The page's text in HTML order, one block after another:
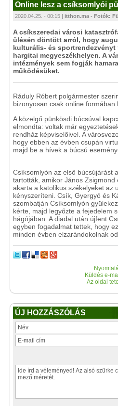
Online lesz a csíksomlyói
2020.04.25. - 00:15 | itthon.ma - Fotók:
A csíkszeredai városi
ülésén döntött arról, hogy
kulturális- és sportrendezvényt
hargitai megyeszékhelyen. A
intézmények sem fogják
működésüket.
Ráduly Róbert polgármester
bizonyosan csak online formában
A közelgő pünkösdi búcsúval
elmondta: voltak már
rendház képviselőivel. A
hogy ebben az évben csupán
majd be a hívek a búcsú
Csíksomlyón az első búcsújárást
tartották, amikor János
akarta a katolikus székelyeket az
kényszeríteni. Csík, Gyergyó és
szombatján Csíksomlyón
kérte, majd legyőzte a fejedelem
hágójában. A diadal után újfent
egyben fogadalmat tettek, hogy
minden évben elzarándokolnak
Küldés e-
Az oldal
ÚJ HOZZÁSZÓLÁS